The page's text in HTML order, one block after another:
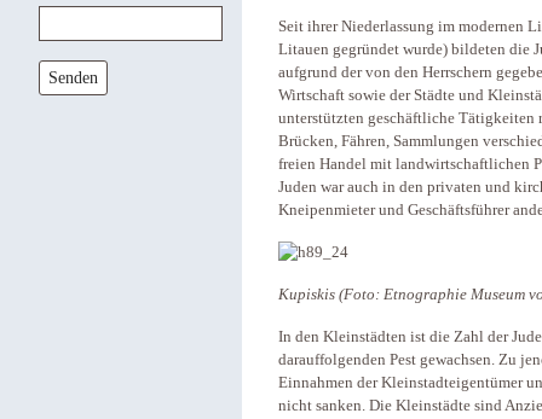
Senden
Seit ihrer Niederlassung im modernen
Litauen gegründet wurde) bildeten die
aufgrund der von den Herrschern
Wirtschaft sowie der Städte und
unterstützten geschäftliche Tätigkeiten
Brücken, Fähren, Sammlungen
freien Handel mit landwirtschaftlichen
Juden war auch in den privaten und
Kneipenmieter und Geschäftsführer
Kupiskis (Foto: Etnographie Museum
In den Kleinstädten ist die Zahl der
darauffolgenden Pest gewachsen. Zu
Einnahmen der Kleinstadteigentümer
nicht sanken. Die Kleinstädte sind